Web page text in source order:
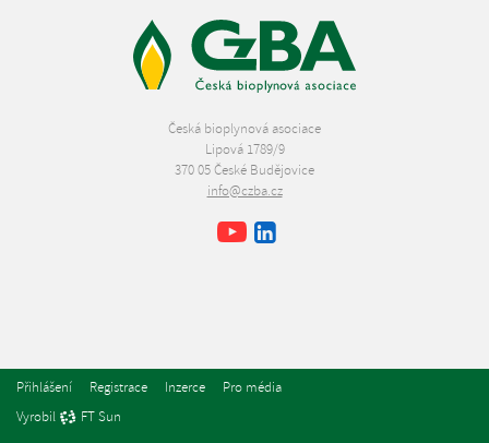
Česká bioplynová asociace
Lipová 1789/9
370 05 České Budějovice
info@czba.cz
Facebook
Youtube
Přihlášení Registrace Inzerce
Pro média
Vyrobil
FT Sun